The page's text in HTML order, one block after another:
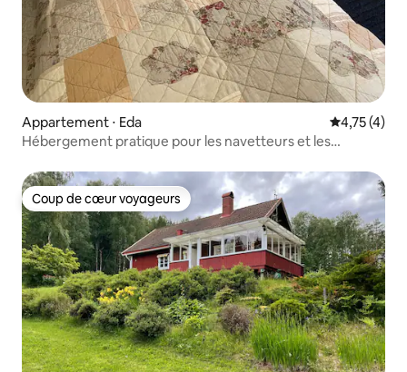
Appartement ⋅ Eda Évaluation
4,75 (4)
Hébergement pratique pour les navetteurs et les
Coup de cœur voyageurs
Coup de cœur voyageurs